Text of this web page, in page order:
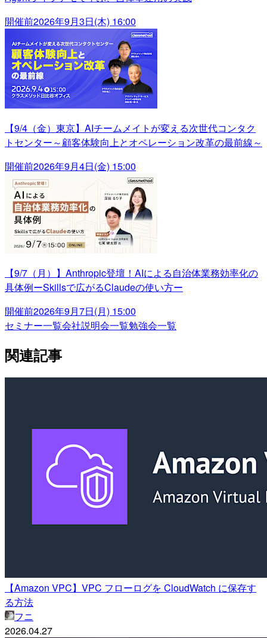
開催前2026年9月3日(木) 16:00
【9/4（金）東京】AIチームメイトが変える次世代コンタク
トセンター～顧客体験向上とオペレーション改革の最前線～
開催前2026年9月4日(金) 15:00
【9/7（月）】Anthropic登壇！AIによる自治体業務効率化の
具体例ーSkillsで広がるClaudeの使い方ー
開催前2026年9月7日(月) 15:00
セミナー一覧会社説明会一覧勉強会一覧
関連記事
【Amazon VPC】VPC フローログを CloudWatch に保存す
る方法
フニ
2026.04.27